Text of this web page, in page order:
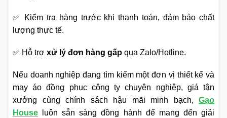
✅ Kiểm tra hàng trước khi thanh toán, đảm bảo chất
lượng thực tế.
✅ Hỗ trợ xử lý đơn hàng gấp qua Zalo/Hotline.
Nếu doanh nghiệp đang tìm kiếm một đơn vị thiết kế và
may áo đồng phục công ty chuyên nghiệp, giá tận
xưởng cùng chính sách hậu mãi minh bạch, Gạo
House luôn sẵn sàng đồng hành để mang đến giải